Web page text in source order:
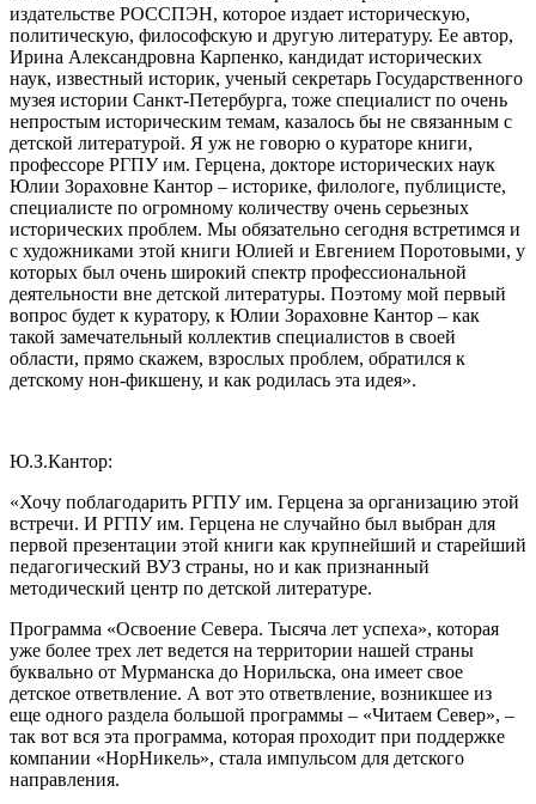
издательстве РОССПЭН, которое издает историческую,
политическую, философскую и другую литературу. Ее автор,
Ирина Александровна Карпенко, кандидат исторических
наук, известный историк, ученый секретарь Государственного
музея истории Санкт-Петербурга, тоже специалист по очень
непростым историческим темам, казалось бы не связанным с
детской литературой. Я уж не говорю о кураторе книги,
профессоре РГПУ им. Герцена, докторе исторических наук
Юлии Зораховне Кантор – историке, филологе, публицисте,
специалисте по огромному количеству очень серьезных
исторических проблем. Мы обязательно сегодня встретимся и
с художниками этой книги Юлией и Евгением Поротовыми, у
которых был очень широкий спектр профессиональной
деятельности вне детской литературы. Поэтому мой первый
вопрос будет к куратору, к Юлии Зораховне Кантор – как
такой замечательный коллектив специалистов в своей
области, прямо скажем, взрослых проблем, обратился к
детскому нон-фикшену, и как родилась эта идея».
Ю.З.Кантор:
«Хочу поблагодарить РГПУ им. Герцена за организацию этой
встречи. И РГПУ им. Герцена не случайно был выбран для
первой презентации этой книги как крупнейший и старейший
педагогический ВУЗ страны, но и как признанный
методический центр по детской литературе.
Программа «Освоение Севера. Тысяча лет успеха», которая
уже более трех лет ведется на территории нашей страны
буквально от Мурманска до Норильска, она имеет свое
детское ответвление. А вот это ответвление, возникшее из
еще одного раздела большой программы – «Читаем Север», –
так вот вся эта программа, которая проходит при поддержке
компании «НорНикель», стала импульсом для детского
направления.